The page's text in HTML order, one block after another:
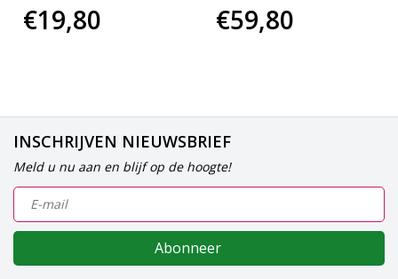
€19,80 €59,80
INSCHRIJVEN NIEUWSBRIEF
Meld u nu aan en blijf op de hoogte!
Abonneer